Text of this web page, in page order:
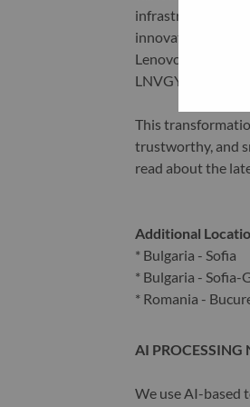
infrastructure),
innovation is
Lenovo is listed
LNVGY).
This
trustworthy, and
read about the
Additional
* Bulgaria - Sofia
* Bulgaria - Sofia-
* Romania -
AI PROCESSING
We use AI-based